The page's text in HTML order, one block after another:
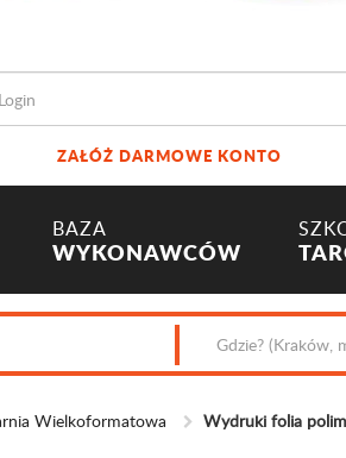
ZAŁÓŻ DARMOWE KONTO
BAZA
WYKONAWCÓW
Wielkoformatowa Wydruki folia